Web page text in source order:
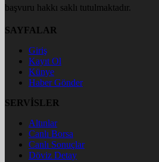
başvuru hakkı saklı tutulmaktadır.
SAYFALAR
Giriş
Kayıt Ol
Künye
Haber Gönder
SERVİSLER
Altınlar
Canlı Borsa
Canlı Sonuçlar
Döviz Detay